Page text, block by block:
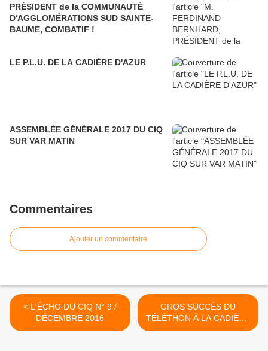
PRÉSIDENT de la COMMUNAUTÉ
D'AGGLOMÉRATIONS SUD SAINTE-
BAUME, COMBATIF !
LE P.L.U. DE LA CADIÈRE D'AZUR
ASSEMBLÉE GÉNÉRALE 2017 DU CIQ
SUR VAR MATIN
Commentaires
Ajouter un commentaire
< L'ÉCHO DU CIQ N° 9 /
DÉCEMBRE 2016
GROS SUCCÈS DU
TÉLÉTHON À LA CADIÈRE
D'AZUR >